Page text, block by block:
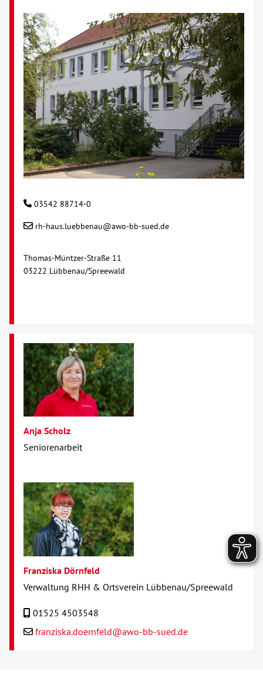
03542 88714-0
rh-haus.luebbenau@awo-bb-sued.de
Thomas-Müntzer-Straße 11
03222 Lübbenau/Spreewald
Anja Scholz
Seniorenarbeit
Franziska Dörnfeld
Verwaltung RHH & Ortsverein Lübbenau/Spreewald
01525 4503548
franziska.doernfeld@awo-bb-sued.de